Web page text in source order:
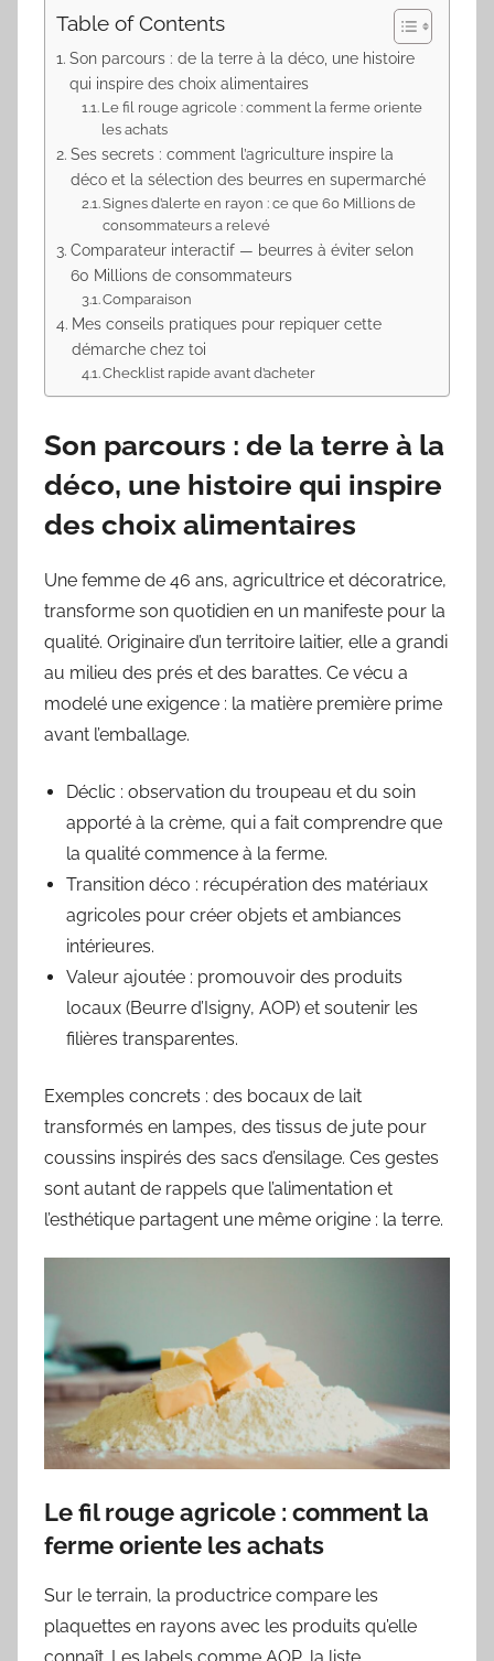
Table of Contents
Son parcours : de la terre à la déco, une histoire
qui inspire des choix alimentaires
Le fil rouge agricole : comment la ferme oriente
les achats
Ses secrets : comment l’agriculture inspire la
déco et la sélection des beurres en supermarché
Signes d’alerte en rayon : ce que 60 Millions de
consommateurs a relevé
Comparateur interactif — beurres à éviter selon
60 Millions de consommateurs
Comparaison
Mes conseils pratiques pour repiquer cette
démarche chez toi
Checklist rapide avant d’acheter
Son parcours : de la terre à la
déco, une histoire qui inspire
des choix alimentaires
Une femme de 46 ans, agricultrice et décoratrice,
transforme son quotidien en un manifeste pour la
qualité. Originaire d’un territoire laitier, elle a grandi
au milieu des prés et des barattes. Ce vécu a
modelé une exigence : la matière première prime
avant l’emballage.
Déclic : observation du troupeau et du soin
apporté à la crème, qui a fait comprendre que
la qualité commence à la ferme.
Transition déco : récupération des matériaux
agricoles pour créer objets et ambiances
intérieures.
Valeur ajoutée : promouvoir des produits
locaux (Beurre d’Isigny, AOP) et soutenir les
filières transparentes.
Exemples concrets : des bocaux de lait
transformés en lampes, des tissus de jute pour
coussins inspirés des sacs d’ensilage. Ces gestes
sont autant de rappels que l’alimentation et
l’esthétique partagent une même origine : la terre.
Le fil rouge agricole : comment la
ferme oriente les achats
Sur le terrain, la productrice compare les
plaquettes en rayons avec les produits qu’elle